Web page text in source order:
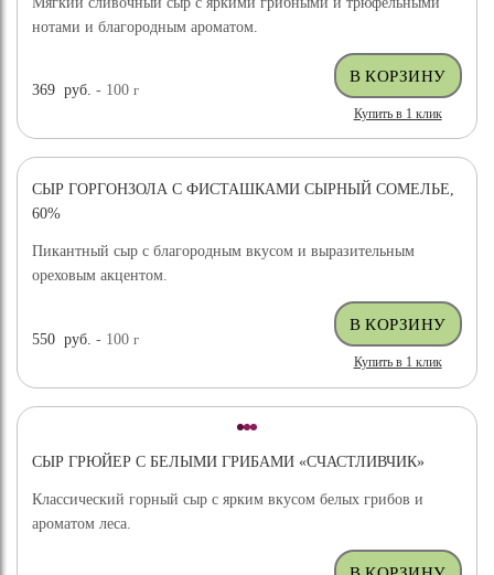
нотами и благородным ароматом.
369 руб. - 100г
Купить в 1 клик
НОВИНКА
СЫР ГОРГОНЗОЛА С ФИСТАШКАМИ СЫРНЫЙ СОМЕЛЬЕ,
60%
Пикантный сыр с благородным вкусом и выразительным
ореховым акцентом.
550 руб. - 100г
Купить в 1 клик
СЫР ГРЮЙЕР С БЕЛЫМИ ГРИБАМИ «СЧАСТЛИВЧИК»
Классический горный сыр с ярким вкусом белых грибов и
ароматом леса.